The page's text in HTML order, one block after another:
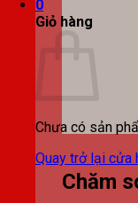
0
Giỏ hàng
Chưa có sản
Quay trở lại cửa
Chăm